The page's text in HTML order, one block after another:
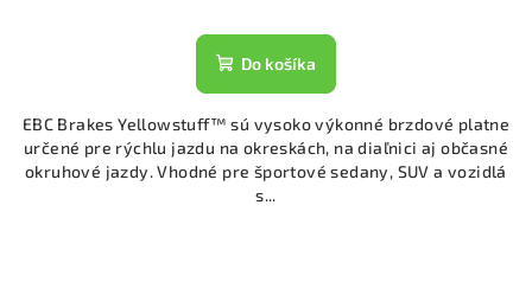
Do košíka
EBC Brakes Yellowstuff™ sú vysoko výkonné brzdové platne
určené pre rýchlu jazdu na okreskách, na diaľnici aj občasné
okruhové jazdy. Vhodné pre športové sedany, SUV a vozidlá
s...